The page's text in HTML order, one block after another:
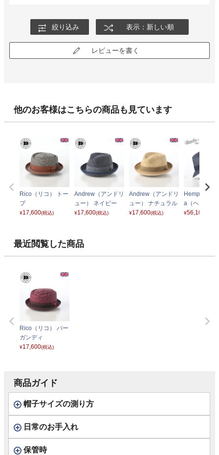
絞り込み 表示：新しい順
レビューを書く
他のお客様はこちらの商品も見ています
Rico（リコ） トー
プ
¥17,600(税込)
Andrew（アンドリ
ュー） ネイビー
¥17,600(税込)
Andrew（アンドリ
ュー） ナチュラル
¥17,600(税込)
Hemp Braid
a（ヘンプブ
ド ピッコラ
¥56,100
最近閲覧した商品
Rico（リコ） バー
ガンディ
¥17,600(税込)
商品ガイド
帽子サイズの測り方
日常のお手入れ
保管時